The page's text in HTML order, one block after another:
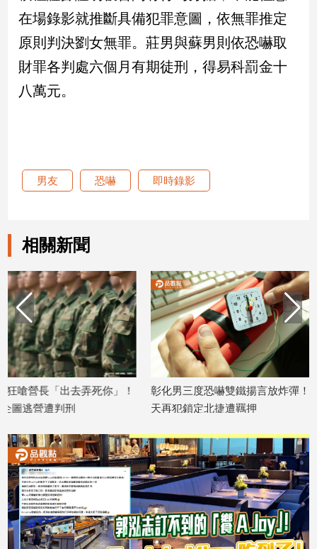
際
會/
地
方
新
區
台
觀
點
南
台
灣
觀
點
娛
樂
娛
樂
星
聞
在場錄影就推斷具備犯罪意圖，依無罪推定
原則判決劉女無罪。莊男與蘇男則依恐嚇取
財罪各判處六個月有期徒刑，得易科罰金十
八萬元。
男友 恐嚇 即時錄影
相關新聞
」！
彰化男三度恐嚇雙鐵揚言放炸彈！獲釋2
天再犯鎖定北捷遭羈押
母親為滿足男
淪性侵受害者